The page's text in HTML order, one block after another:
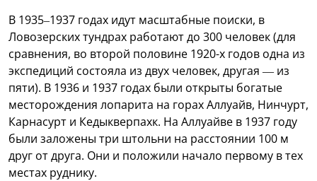
В 1935–1937 годах идут масштабные поиски, в
Ловозерских тундрах работают до 300 человек (для
сравнения, во второй половине 1920-х годов одна из
экспедиций состояла из двух человек, другая — из
пяти). В 1936 и 1937 годах были открыты богатые
месторождения лопарита на горах Аллуайв, Нинчурт,
Карнасурт и Кедыкверпахк. На Аллуайве в 1937 году
были заложены три штольни на расстоянии 100 м
друг от друга. Они и положили начало первому в тех
местах руднику.